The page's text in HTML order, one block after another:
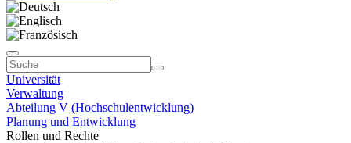
Universität
Verwaltung
Abteilung V (Hochschulentwicklung)
Planung und Entwicklung
Rollen und Rechte